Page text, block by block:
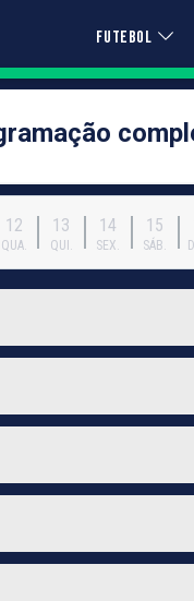
FUTEBOL
12
QUA.
13
QUI.
14
SEX.
15
SÁB.